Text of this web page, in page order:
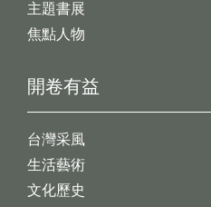
開卷有益
台灣采風
生活藝術
文化歷史
主題書展
焦點人物